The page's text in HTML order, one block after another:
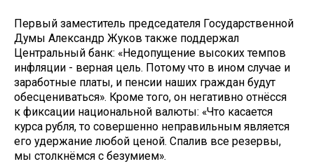
Первый заместитель председателя Государственной
Думы Александр Жуков также поддержал
Центральный банк: «Недопущение высоких темпов
инфляции - верная цель. Потому что в ином случае и
заработные платы, и пенсии наших граж­дан будут
обесцениваться». Кроме того, он негативно отнёсся
к фиксации национальной валюты: «Что касается
курса рубля, то совершенно неправильным является
его удержание любой ценой. Спалив все резервы,
мы столкнёмся с безумием».